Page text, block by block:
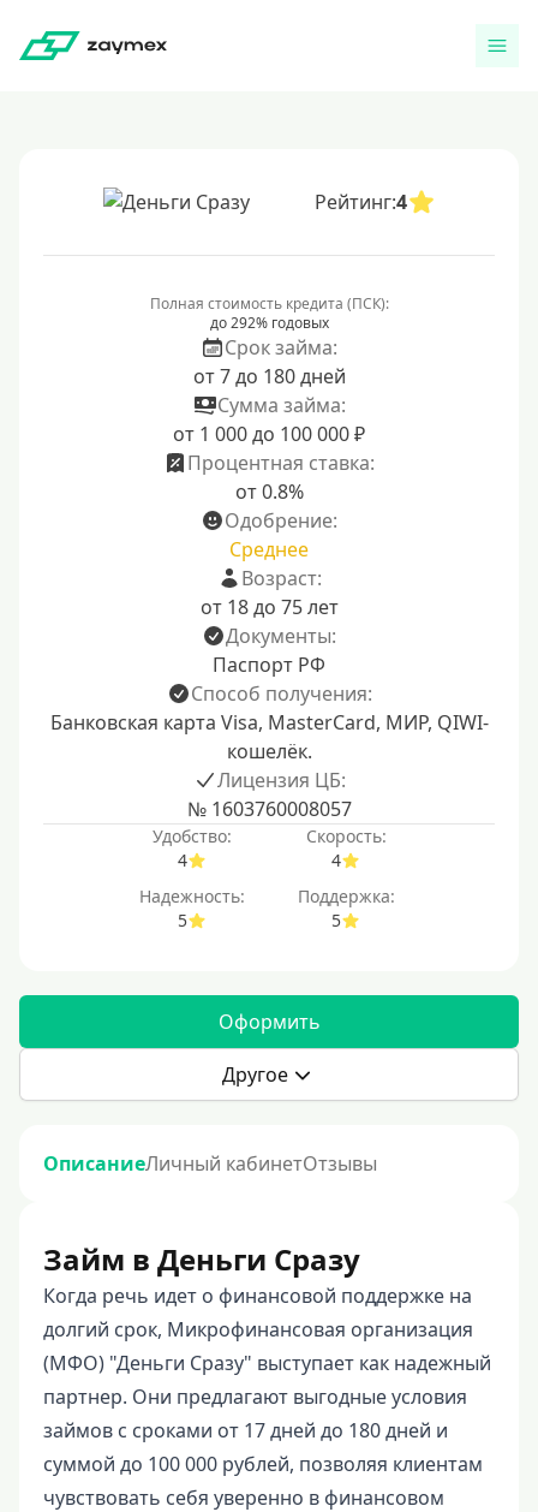
Рейтинг:4
Полная стоимость кредита (ПСК):
до 292% годовых
Срок займа:
от 7 до 180 дней
Сумма займа:
от 1 000 до 100 000 ₽
Процентная ставка:
от 0.8%
Одобрение:
Среднее
Возраст:
от 18 до 75 лет
Документы:
Паспорт РФ
Способ получения:
Банковская карта Visa, MasterCard, МИР, QIWI-
кошелёк.
Лицензия ЦБ:
№ 1603760008057
Удобство:
4
Скорость:
4
Надежность:
5
Поддержка:
5
Оформить
Другое
ОписаниеЛичный кабинетОтзывы
Займ в Деньги Сразу
Когда речь идет о финансовой поддержке на
долгий срок, Микрофинансовая организация
(МФО) "Деньги Сразу" выступает как надежный
партнер. Они предлагают выгодные условия
займов с сроками от 17 дней до 180 дней и
суммой до 100 000 рублей, позволяя клиентам
чувствовать себя уверенно в финансовом